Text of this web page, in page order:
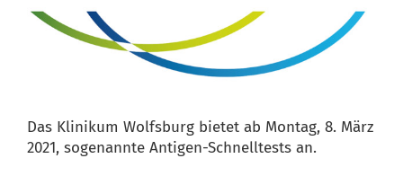
Das Klinikum Wolfsburg bietet ab Montag, 8. März
2021, sogenannte Antigen-Schnelltests an.